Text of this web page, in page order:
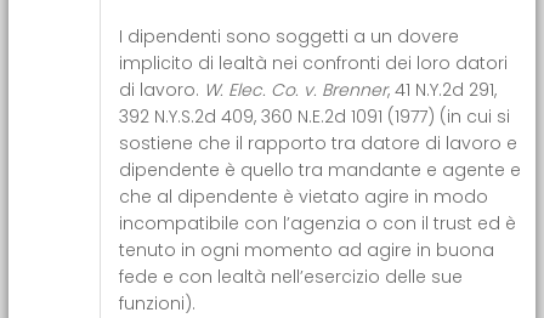
I dipendenti sono soggetti a un dovere
implicito di lealtà nei confronti dei loro datori
di lavoro. W. Elec. Co. v. Brenner, 41 N.Y.2d 291,
392 N.Y.S.2d 409, 360 N.E.2d 1091 (1977) (in cui si
sostiene che il rapporto tra datore di lavoro e
dipendente è quello tra mandante e agente e
che al dipendente è vietato agire in modo
incompatibile con l’agenzia o con il trust ed è
tenuto in ogni momento ad agire in buona
fede e con lealtà nell’esercizio delle sue
funzioni).